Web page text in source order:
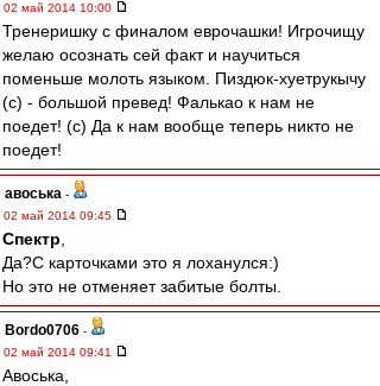
02 май 2014 10:00
Тренеришку с финалом еврочашки! Игрочищу
желаю осознать сей факт и научиться
поменьше молоть языком. Пиздюк-хуетрукычу
(с) - большой превед! Фалькао к нам не
поедет! (с) Да к нам вообще теперь никто не
поедет!
авоська -
02 май 2014 09:45
Спектр
Да?С карточками это я лоханулся:)
Но это не отменяет забитые болты.
Bordo0706 -
02 май 2014 09:41
Авоська,